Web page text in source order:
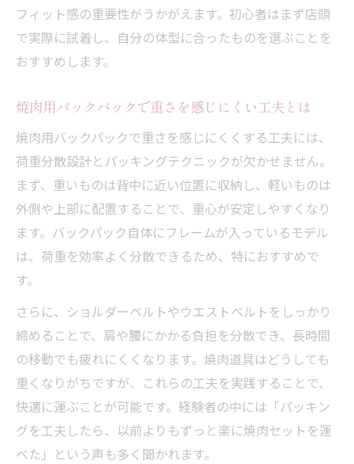
フィット感の重要性がうかがえます。初心者はまず店頭
で実際に試着し、自分の体型に合ったものを選ぶことを
おすすめします。
焼肉用バックパックで重さを感じにくい工夫とは
焼肉用バックパックで重さを感じにくくする工夫には、
荷重分散設計とパッキングテクニックが欠かせません。
まず、重いものは背中に近い位置に収納し、軽いものは
外側や上部に配置することで、重心が安定しやすくなり
ます。バックパック自体にフレームが入っているモデル
は、荷重を効率よく分散できるため、特におすすめで
す。
さらに、ショルダーベルトやウエストベルトをしっかり
締めることで、肩や腰にかかる負担を分散でき、長時間
の移動でも疲れにくくなります。焼肉道具はどうしても
重くなりがちですが、これらの工夫を実践することで、
快適に運ぶことが可能です。経験者の中には「パッキン
グを工夫したら、以前よりもずっと楽に焼肉セットを運
べた」という声も多く聞かれます。